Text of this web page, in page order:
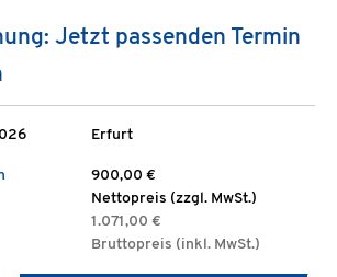
Jetzt passenden Termin
Erfurt
900,00 €
Nettopreis (zzgl. MwSt.)
1.071,00 €
Bruttopreis (inkl. MwSt.)